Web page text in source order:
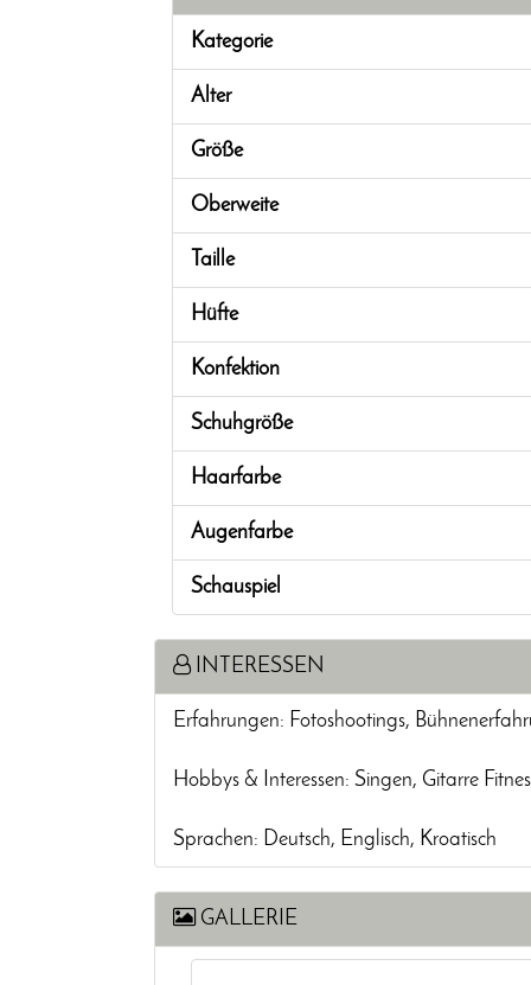
Kategorie
Alter
Größe
Oberweite
Taille
Hüfte
Konfektion
Schuhgröße
Haarfarbe
Augenfarbe
Schauspiel
INTERESSEN
Erfahrungen: Fotoshootings,
Hobbys & Interessen: Singen, Gitarre
Sprachen: Deutsch, Englisch, Kroatisch
GALLERIE